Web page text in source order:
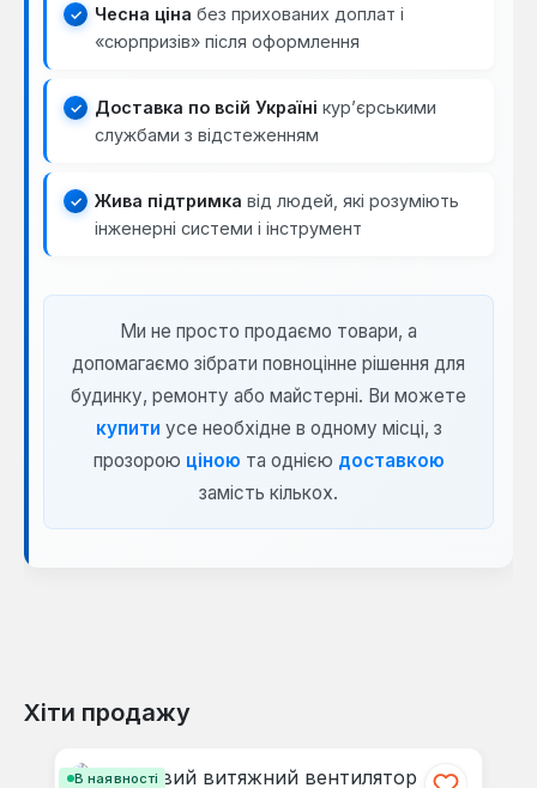
Чесна ціна без прихованих доплат і
«сюрпризів» після оформлення
Доставка по всій Україні кур’єрськими
службами з відстеженням
Жива підтримка від людей, які розуміють
інженерні системи і інструмент
Ми не просто продаємо товари, а
допомагаємо зібрати повноцінне рішення для
будинку, ремонту або майстерні. Ви можете
купити усе необхідне в одному місці, з
прозорою ціною та однією доставкою
замість кількох.
Хіти продажу
Пропустити галерею продуктів
В наявності